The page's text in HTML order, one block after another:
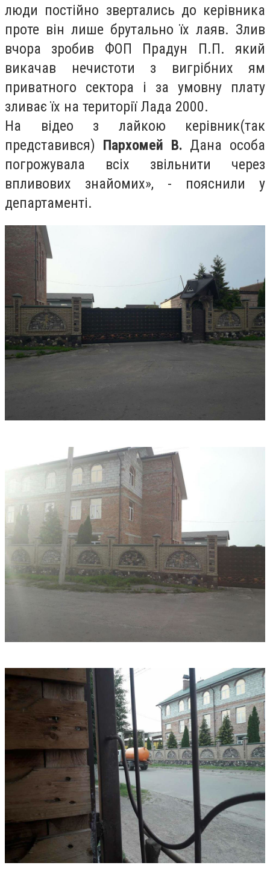
люди постійно звертались до керівника
проте він лише брутально їх лаяв. Злив
вчора зробив ФОП Прадун П.П. який
викачав нечистоти з вигрібних ям
приватного сектора і за умовну плату
зливає їх на території Лада 2000.
На відео з лайкою керівник(так
представився) Пархомей В. Дана особа
погрожувала всіх звільнити через
впливових знайомих», - пояснили у
департаменті.